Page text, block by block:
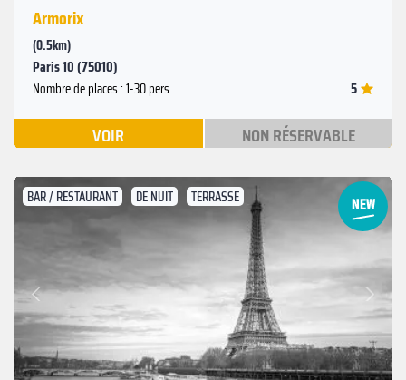
Armorix
(0.5km)
Paris 10 (75010)
Nombre de places : 1-30 pers. 5
VOIR NON RÉSERVABLE
BAR / RESTAURANT DE NUIT TERRASSE
Précédent
Suivant